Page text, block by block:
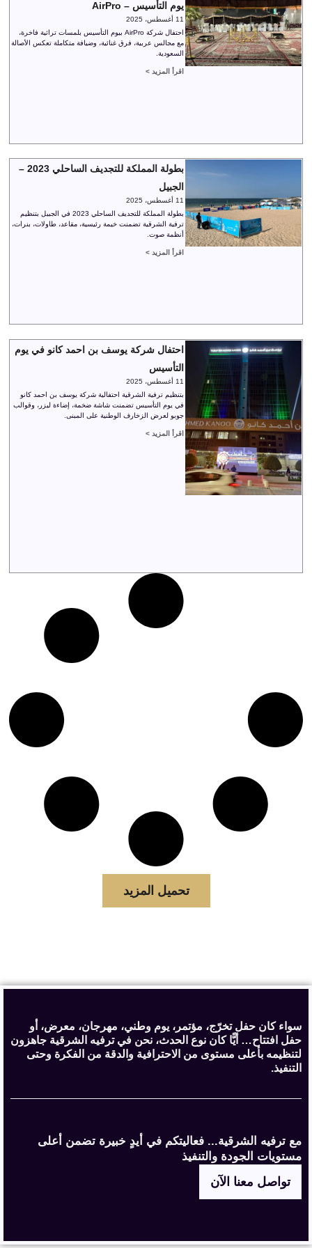
يوم التأسيس – AirPro
11 أغسطس، 2025
احتفال شركة AirPro بيوم التأسيس بلمسات تراثية فاخرة،
مع مجالس عربية، فرق غنائية، وضيافة متكاملة تعكس الأصالة
السعودية.
اقرأ المزيد >
بطولة المملكة للتجديف الساحلي 2023 –
الجبيل
11 أغسطس، 2025
بطولة المملكة للتجديف الساحلي 2023 في الجبيل بتنظيم
ترفية الشرقية تضمنت خيمة رئيسية، مقاعد، طاولات، بنرات،
أنظمة صوت.
اقرأ المزيد >
احتفال شركة يوسف بن احمد كانو في يوم
التأسيس
11 أغسطس، 2025
بتنظيم ترفية الشرقية احتفالية شركة يوسف بن احمد كانو
في يوم التأسيس تضمنت شاشة ضخمة، إضاءة ليزر، وقوالب
جوبو لعرض الزخارف الوطنية على المبنى.
اقرأ المزيد >
تحميل المزيد
سواء كان حفل تخرّج، مؤتمر، يوم وطني، مهرجان، معرض، أو
حفل افتتاح… أيًّا كان نوع الحدث، نحن في ترفيه الشرقية جاهزون
لتنظيمه بأعلى مستوى من الاحترافية والدقة من الفكرة وحتى
التنفيذ.
مع ترفيه الشرقية... فعاليتكم في أيدٍ خبيرة تضمن أعلى
مستويات الجودة والتنفيذ
تواصل معنا الآن